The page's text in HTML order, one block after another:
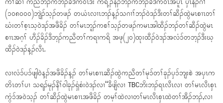
(၁၀၈၀၀၀)ဘျဲၣ်သ့ၣ်တဖၣ် တယံၤလၢၤဘၣ်န့ၣ်သဂၢၢ်ဘၣ်ဝဲဒၣ်ဒီးတၢ်ဆီၣ်ထွဲမၤစၢၤတၢ်
ဃံးတၢ်စ့ၤသ့ဝဲဒၣ်အဖီခိၣ် တၢ်မၤဘူၣ်ကစၢ်သ့ၣ်တဖၣ်ကမၤအါထီၣ်ဘၣ်တၢ်ဆီၣ်ထွဲမၤ
စၢၤအဂ့ၢ် ဟီၣ်ခိၣ်ဒီဘ့ၣ်ကညီတၢ်ကရၢကရိ အဖု(၂၀)ထုးထီၣ်ဝဲဒၣ်အလံၥ်တဘ့ၣ်ဒီးဃ့
ထီၣ်ဝဲဒၣ်န့ၣ်လီၤ.
လၢလံၥ်ပၥ်ဖျါဝဲန့ၣ်အဖီခိၣ်န့ၣ် တၢ်မၤစၢၤဆီၣ်ထွဲကညီတၢ်မုၥ်တၢ်ခုၣ်ပှၥ်ဘျးစဲ အပှၤက
တိၤတၢ်ပၢ သရၣ်မုၣ်နီၢ်ဝါခုၣ်ရှံစံးဝဲဒၣ်လၢ“ခီဖျိလၢ TBCဘိးဘၣ်ရၤလီၤလၢ တၢ်မၤလီၤစှၤ
ကွံၥ်အဝဲသ့ၣ် တၢ်ဆီၣ်ထွဲမၤစၢၤအဖီခိၣ် တမ့ၢ်ထဲလၢတၢ်မၤလီၤစှၤထဲတၢ်အီၣ်ဘၣ်,လၢ